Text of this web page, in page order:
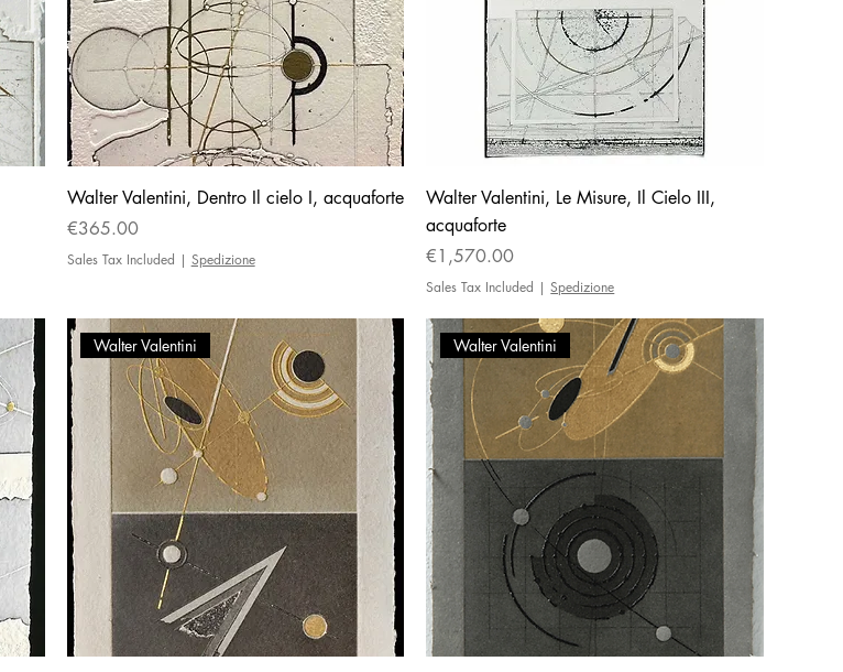
Walter Valentini, Dentro Il cielo I, acquaforte
Price
€365.00
Sales Tax Included | Spedizione
Walter Valentini, Le Misure, Il Cielo III,
acquaforte
Price
€1,570.00
Sales Tax Included |Spedizione
Walter Valentini Walter Valentini